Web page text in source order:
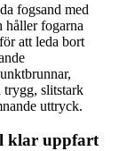
fogsand med
håller fogarna
att leda bort
trygg, slitstark
uttryck.
klar uppfart